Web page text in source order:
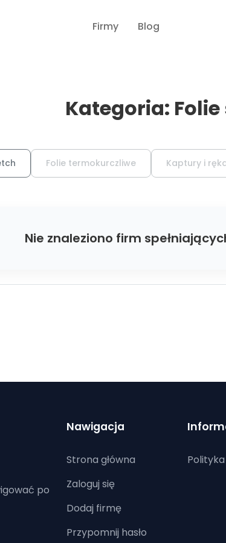
Firmy Blog
Kategoria:
Folie termokurczliwe Kaptury i
Nie znaleziono firm
po
Nawigacja
Strona główna
Zaloguj się
Dodaj firmę
Przypomnij hasło